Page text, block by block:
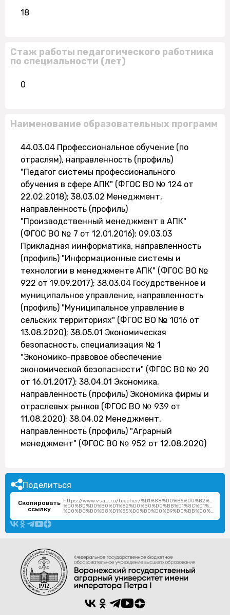
18
Стаж работы педагогического работника
по специальности (лет)
0
Наименование образовательных программ
44.03.04 Профессиональное обучение (по
отраслям), направленность (профиль)
"Педагог системы профессионального
обучения в сфере АПК" (ФГОС ВО № 124 от
22.02.2018); 38.03.02 Менеджмент,
направленность (профиль)
"Производственный менеджмент в АПК"
(ФГОС ВО № 7 от 12.01.2016); 09.03.03
Прикладная иинформатика, направленность
(профиль) "Информационные системы и
технологии в менеджменте АПК" (ФГОС ВО №
922 от 19.09.2017); 38.03.04 Госудрственное и
муниципальное управление, направленность
(профиль) "Муниципальное управление в
сельских территориях" (ФГОС ВО № 1016 от
13.08.2020); 38.05.01 Экономическая
безопасность, специализация № 1
"Экономико-правовое обеспечение
экономической безопасности" (ФГОС ВО № 20
от 16.01.2017); 38.04.01 Экономика,
направленность (профиль) Экономика фирмы и
отраслевых рынков (ФГОС ВО № 939 от
11.08.2020); 38.04.02 Менеджмент,
направленность (профиль) "Аграрный
менеджмент" (ФГОС ВО № 952 от 12.08.2020)
Поделиться
Скопировать
ссылку
https://www.vsau.ru/teacher/
%D0%BD%D0%B0%D1%82%D0%B0%D0%BB%D1%8C%D1%8F-
%D0%BC%D0%B8%D1%85%D0%B0%D0%B9%D0%BB%D0%BE%D0%B2%D0%BD%D0%B0/